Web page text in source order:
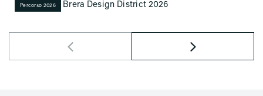
Percorso 2026 Brera Design District 2026